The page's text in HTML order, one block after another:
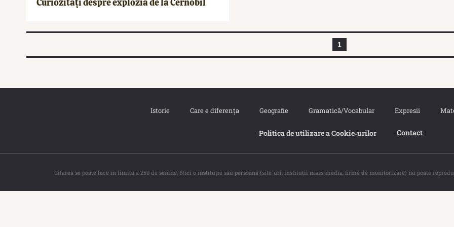
1
Istorie Care e diferența Geografie Gramatică/Vocabular Expresii
Politica de utilizare a Cookie‐urilor Contact
Citarea se poate face în limita a 250 de semne. Nici o instituţie sau persoană (site-uri, instituţii mass-media, firme de monitorizare) nu poate